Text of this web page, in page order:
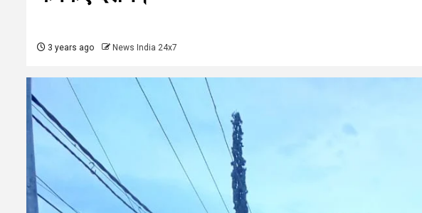
3 years ago News India 24x7